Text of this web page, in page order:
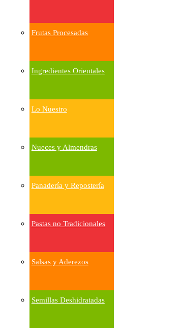
Frutas Procesadas
Ingredientes Orientales
Lo Nuestro
Nueces y Almendras
Panadería y Repostería
Pastas no Tradicionales
Salsas y Aderezos
Semillas Deshidratadas